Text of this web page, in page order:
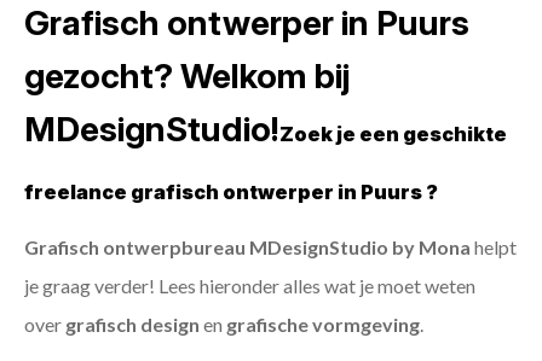
Grafisch ontwerper in Puurs
gezocht? Welkom bij
MDesignStudio!Zoek je een geschikte
freelance grafisch ontwerper in Puurs ?
Grafisch ontwerpbureau MDesignStudio by Mona helpt
je graag verder! Lees hieronder alles wat je moet weten
over grafisch design en grafische vormgeving